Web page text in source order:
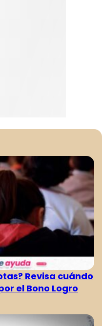
Revisa cuándo
el Bono Logro